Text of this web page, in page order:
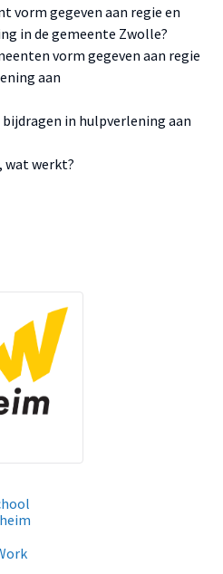
vorm gegeven aan regie en
in de gemeente Zwolle?
vorm gegeven aan regie
aan
bijdragen in hulpverlening aan
wat werkt?